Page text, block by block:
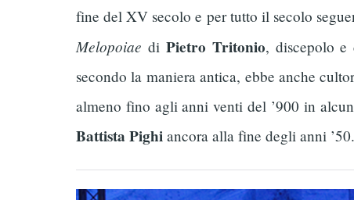
fine del XV secolo e per tutto il secolo
Melopoiae di Pietro Tritonio, discepolo e
secondo la maniera antica, ebbe anche
almeno fino agli anni venti del ’900 in
Battista Pighi ancora alla fine degli anni ’50.